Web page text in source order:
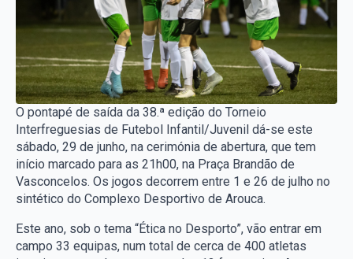
O pontapé de saída da 38.ª edição do Torneio
Interfreguesias de Futebol Infantil/Juvenil dá-se este
sábado, 29 de junho, na cerimónia de abertura, que tem
início marcado para as 21h00, na Praça Brandão de
Vasconcelos. Os jogos decorrem entre 1 e 26 de julho no
sintético do Complexo Desportivo de Arouca.
Este ano, sob o tema “Ética no Desporto”, vão entrar em
campo 33 equipas, num total de cerca de 400 atletas